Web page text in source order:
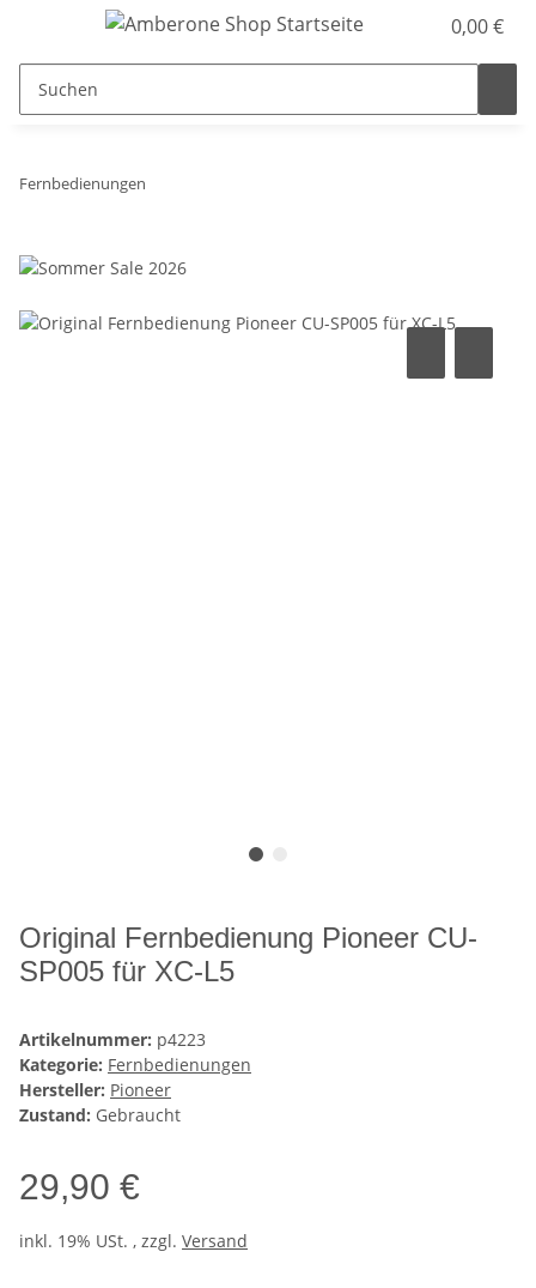
0,00 €
Fernbedienungen
Original Fernbedienung Pioneer CU-
SP005 für XC-L5
Artikelnummer: p4223
Kategorie: Fernbedienungen
Hersteller: Pioneer
Zustand: Gebraucht
29,90 €
inkl. 19% USt. , zzgl. Versand